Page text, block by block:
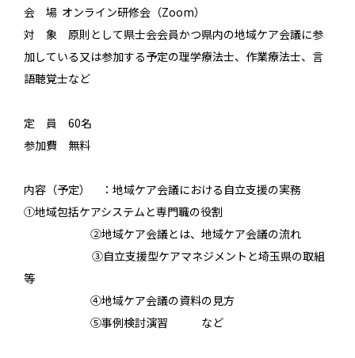
会 場 オンライン研修会（Zoom）
対 象 原則として県士会会員かつ県内の地域ケア会議に参
加している又は参加する予定の理学療法士、作業療法士、言
語聴覚士など
定 員 60名
参加費 無料
内容（予定） ：地域ケア会議における自立支援の実務
①地域包括ケアシステムと専門職の役割
②地域ケア会議とは、地域ケア会議の流れ
③自立支援型ケアマネジメントと埼玉県の取組
等
④地域ケア会議の資料の見方
⑤事例検討演習 など